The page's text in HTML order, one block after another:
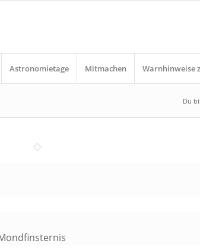
Astronomietage Mitmachen Warnhinweise
Du